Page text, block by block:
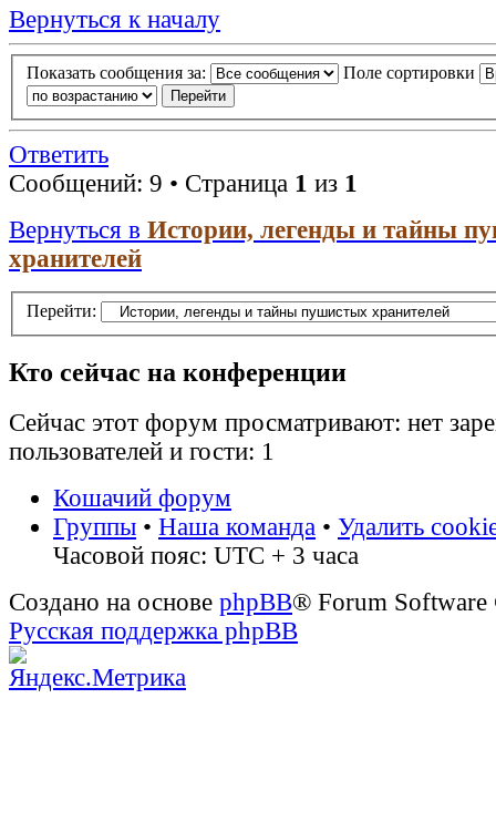
Вернуться к началу
Показать сообщения за: Поле сортировки
Ответить
Сообщений: 9 • Страница 1 из 1
Вернуться в Истории, легенды и тайны
хранителей
Перейти:
Кто сейчас на конференции
Сейчас этот форум просматривают: нет
пользователей и гости: 1
Кошачий форум
Группы • Наша команда • Удалить
Часовой пояс: UTC + 3 часа
Создано на основе phpBB® Forum
Русская поддержка phpBB